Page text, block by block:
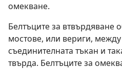
омекване.
Белтъците за втвърдяване
мостове, или вериги,
съединителната тъкан и
твърда. Белтъците за